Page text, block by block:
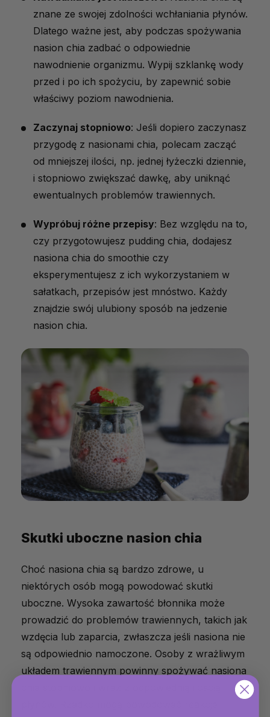
znane ze swojej zdolności wchłaniania płynów.
Dlatego ważne jest, aby podczas spożywania
nasion chia zadbać o odpowiednie
nawodnienie organizmu. Wypij szklankę wody
przed i po ich spożyciu, by zapewnić sobie
właściwy poziom nawodnienia.
Zaczynaj stopniowo: Jeśli dopiero zaczynasz
przygodę z nasionami chia, polecam zacząć
od mniejszej ilości, np. jednej łyżeczki dziennie,
i stopniowo zwiększać dawkę, aby uniknąć
ewentualnych problemów trawiennych.
Wypróbuj różne przepisy: Bez względu na to,
czy przygotowujesz pudding chia, dodajesz
nasiona chia do smoothie czy
eksperymentujesz z ich wykorzystaniem w
sałatkach, przepisów jest mnóstwo. Każdy
znajdzie swój ulubiony sposób na jedzenie
nasion chia.
Skutki uboczne nasion chia
Choć nasiona chia są bardzo zdrowe, u
niektórych osób mogą powodować skutki
uboczne. Wysoka zawartość błonnika może
prowadzić do problemów trawiennych, takich jak
wzdęcia lub zaparcia, zwłaszcza jeśli nasiona nie
są odpowiednio namoczone. Osoby z wrażliwym
układem trawiennym powinny spożywać nasiona